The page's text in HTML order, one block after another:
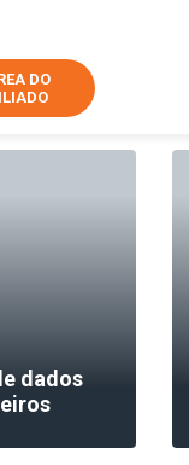
DO
dados